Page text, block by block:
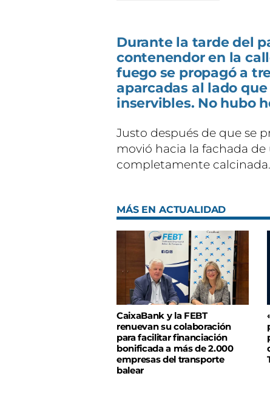
Durante la tarde del
contenendor en la
fuego se propagó a
aparcadas al lado
inservibles. No hubo
Justo después de que se
movió hacia la fachada
completamente
MÁS EN ACTUALIDAD
CaixaBank y la FEBT
renuevan su colaboración
para facilitar financiación
bonificada a más de 2.000
empresas del transporte
balear